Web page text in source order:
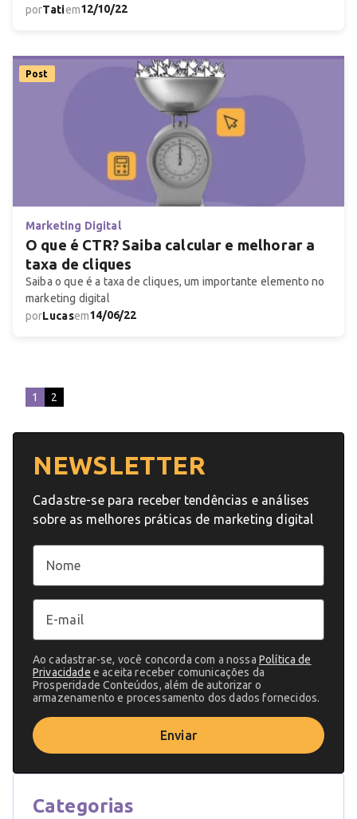
porTatiem12/10/22
Marketing Digital
O que é CTR? Saiba calcular e melhorar a
taxa de cliques
Saiba o que é a taxa de cliques, um importante elemento no
marketing digital
porLucasem14/06/22
Post
1 2
NEWSLETTER
Cadastre-se para receber tendências e análises
sobre as melhores práticas de marketing digital
Ao cadastrar-se, você concorda com a nossa Política de
Privacidade e aceita receber comunicações da
Prosperidade Conteúdos, além de autorizar o
armazenamento e processamento dos dados fornecidos.
Enviar
Categorias